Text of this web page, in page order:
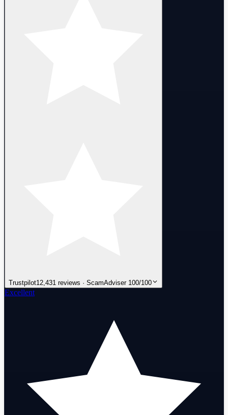
Trustpilot12,431 reviews · ScamAdviser 100/100
Excellent